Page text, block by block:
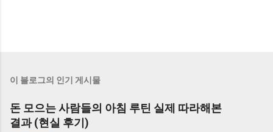
이 블로그의 인기 게시물
돈 모으는 사람들의 아침 루틴 실제 따라해본
결과 (현실 후기)